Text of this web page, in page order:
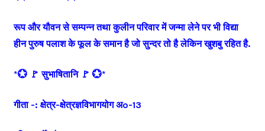
रूप और यौवन से सम्पन्न तथा कुलीन परिवार में जन्मा लेने पर भी विद्या
हीन पुरुष पलाश के फूल के समान है जो सुन्दर तो है लेकिन खुशबु रहित है.
*💮 🚩 सुभाषितानि 🚩 💮*
गीता -: क्षेत्र-क्षेत्रज्ञविभागयोग अo-13